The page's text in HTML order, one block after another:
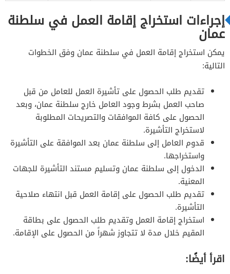
إجراءات استخراج إقامة العمل في سلطنة
عمان
يمكن استخراج إقامة العمل في سلطنة عمان وفق الخطوات
التالية:
تقديم طلب الحصول على تأشيرة العمل للعامل من قبل
صاحب العمل بشرط وجود العامل خارج سلطنة عمان، وبعد
الحصول على كافة الموافقات والتصريحات المطلوبة
لاستخراج التأشيرة.
قدوم العامل إلى سلطنة عمان بعد الموافقة على التأشيرة
واستخراجها.
الدخول إلى سلطنة عمان وتسليم مستند التأشيرة للجهات
المعنية.
تقديم طلب الحصول على إقامة العمل قبل انتهاء صلاحية
التأشيرة.
استخراج إقامة العمل وتقديم طلب الحصول على بطاقة
المقيم خلال مدة لا تتجاوز شهراً من الحصول على الإقامة.
اقرأ أيضًا: